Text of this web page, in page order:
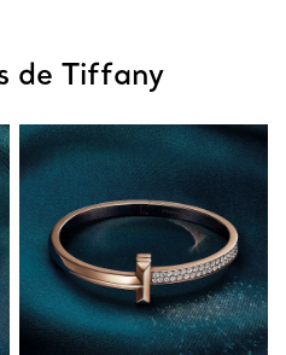
de Tiffany